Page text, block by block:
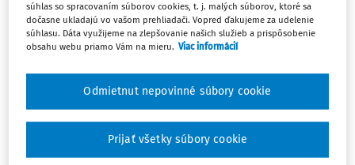
OTÁZKY A ODPOVEDE
Nezverejnené výkazy
Čoho všetkého sa dopúšťa obec/mesto, ak k 03/2026
nemá zverejnené výkazy za rok 2024 a 2025 na stránke
registeruz.sk? Aké sankcie obci/mestu môžu z toho
BUKNA, advokátska kancelária, s.r.o.
súhlas so spracovaním súborov cookies, t. j. malých súborov, ktoré sa
dočasne ukladajú vo vašom prehliadači. Vopred ďakujeme za udelenie
súhlasu. Dáta využijeme na zlepšovanie našich služieb a prispôsobenie
obsahu webu priamo Vám na mieru. Viac informácií
Odmietnut nepovinné súbory cookie
Prijať všetky súbory cookie